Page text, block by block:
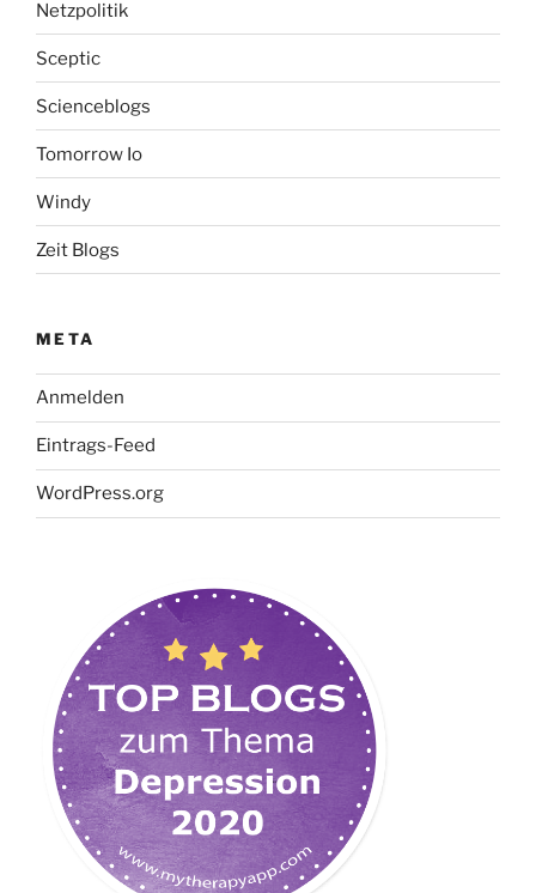
Netzpolitik
Sceptic
Scienceblogs
Tomorrow Io
Windy
Zeit Blogs
META
Anmelden
Eintrags-Feed
WordPress.org